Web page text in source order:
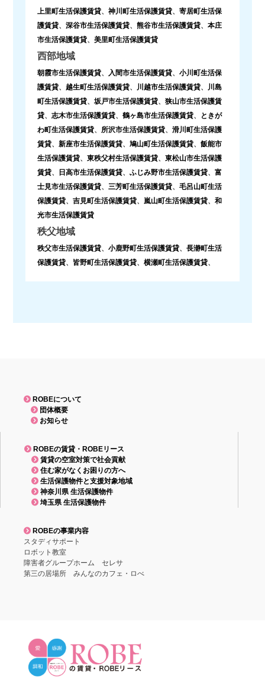
上里町生活保護賃貸、 神川町生活保護賃貸、 寄居町生活保
護賃貸、 深谷市生活保護賃貸、 熊谷市生活保護賃貸、 本庄
市生活保護賃貸、 美里町生活保護賃貸
西部地域
朝霞市生活保護賃貸、 入間市生活保護賃貸、 小川町生活保
護賃貸、 越生町生活保護賃貸、 川越市生活保護賃貸、
川島
町生活保護賃貸、 坂戸市生活保護賃貸、 狭山市生活保護賃
貸、 志木市生活保護賃貸、 鶴ヶ島市生活保護賃貸、
ときが
わ町生活保護賃貸、 所沢市生活保護賃貸、 滑川町生活保護
賃貸、 新座市生活保護賃貸、 鳩山町生活保護賃貸、 飯能市
生活保護賃貸、 東秩父村生活保護賃貸、 東松山市生活保護
賃貸、 日高市生活保護賃貸、 ふじみ野市生活保護賃貸、 富
士見市生活保護賃貸、 三芳町生活保護賃貸、 毛呂山町生活
保護賃貸、 吉見町生活保護賃貸、 嵐山町生活保護賃貸、 和
光市生活保護賃貸
秩父地域
秩父市生活保護賃貸、 小鹿野町生活保護賃貸、 長瀞町生活
保護賃貸、 皆野町生活保護賃貸、 横瀬町生活保護賃貸、
ROBEについて
団体概要
お知らせ
ROBEの賃貸・ROBEリース
賃貸の空室対策で社会貢献
住む家がなくお困りの方へ
生活保護物件と支援対象地域
神奈川県 生活保護物件
埼玉県 生活保護物件
ROBEの事業内容
スタディサポート
ロボット教室
障害者グループホーム セレサ
第三の居場所 みんなのカフェ・ロべ